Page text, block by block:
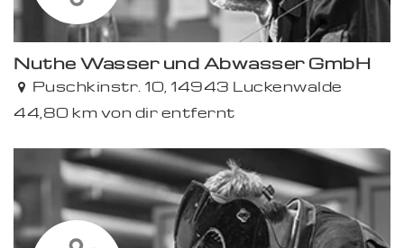
Nuthe Wasser und Abwasser GmbH
Puschkinstr. 10, 14943 Luckenwalde
44,80 km von dir entfernt